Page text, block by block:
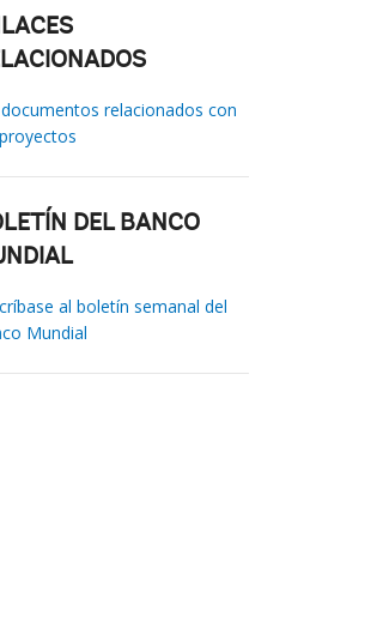
relacionados con
DEL BANCO
al boletín semanal del
Mundial